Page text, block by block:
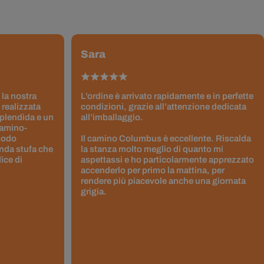
nostra
realizzata
e un
stufa che
di
Sara
L’ordine è arrivato rapidamente e in perfette
condizioni, grazie all’attenzione dedicata
all’imballaggio.
Il camino Columbus è eccellente. Riscalda
la stanza molto meglio di quanto mi
aspettassi e ho particolarmente apprezzato
accenderlo per primo la mattina, per
rendere più piacevole anche una giornata
grigia.